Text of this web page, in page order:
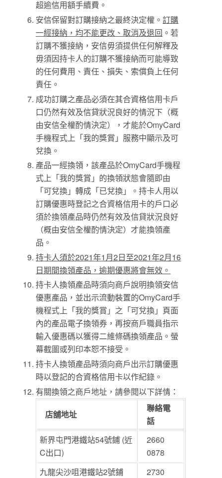
超逾信用額手續費。
安信保留對訂購接納之最終決定權。訂購
一經接納，均不能更改、取消及退回 。若
訂購不獲接納，安信毋須提供任何解釋及
毋須因持卡人的訂購不獲接納而可能導致
的任何費用、責任、損失、索償負上任何
責任。
成功訂購之產品必須在其合資格信用卡戶
口仍然有效及信貸狀況良好的情況下（概
由安信全權酌情決定），才能於OmyCard
手機程式上「我的獎賞」服務中顯示及可
兌換。
產品一經換領，該產品於OmyCard手機程
式上「我的獎賞」的換領狀態會隨即由
「可兌換」轉成「已兌換」。持卡人用以
訂購優惠時登記之合資格信用卡的戶口必
須於換領產品時仍然有效及信貸狀況良好
（概由安信全權酌情決定）才能換領產
品。
持卡人須於2021年1月2日至2021年2月16
日期間換領產品，逾期優惠將會無效。
持卡人換領產品時須向商戶說明換領安信
優惠產品，並出示流動裝置的OmyCard手
機程式上「我的獎賞」之「可兌換」頁面
內的產品電子換領券，再按商戶職員指示
輸入優惠碼以獲得二維條碼換領產品。螢
幕截圖或列印本恕不接受。
持卡人換領產品時須向商戶出示訂購優惠
時以登記的合資格信用卡以作紀錄。
有關換領之商戶地址，請參閱以下詳情：
店舖地址
聯絡電
話
新界屯門港鐵站54號鋪 (近
C出口)
2660
0878
九龍尖沙咀港鐵站2號鋪
2730